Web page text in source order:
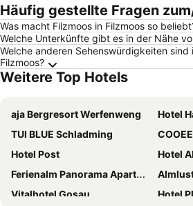
Häufig gestellte Fragen
Was macht Filzmoos in Filzmoos so
Welche Unterkünfte gibt es in der Nähe
Welche anderen Sehenswürdigkeiten sind
Filzmoos?
Weitere Top Hotels
aja Bergresort Werfenweng
Hotel
TUI BLUE Schladming
Hotel Post
Hotel
Ferienalm Panorama Apartments
Vitalhotel Gosau
Hotel